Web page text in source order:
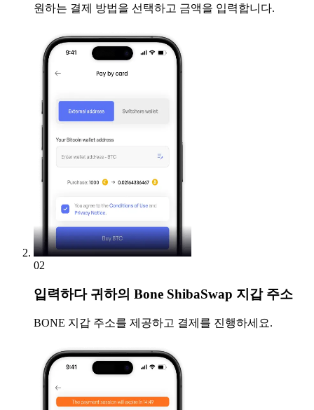
원하는 결제 방법을 선택하고 금액을 입력합니다.
02
입력하다귀하의 Bone ShibaSwap 지갑 주소
BONE 지갑 주소를 제공하고 결제를 진행하세요.